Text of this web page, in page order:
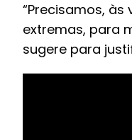
“Precisamos, às
extremas, para
sugere para